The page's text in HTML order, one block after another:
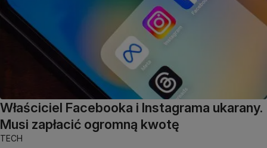
Właściciel Facebooka i Instagrama ukarany.
Musi zapłacić ogromną kwotę
TECH